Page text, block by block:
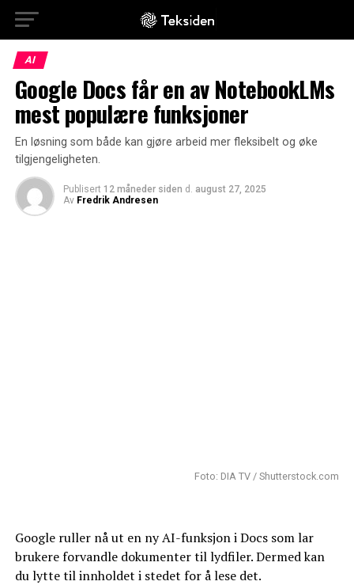
AI
Google Docs får en av NotebookLMs
mest populære funksjoner
En løsning som både kan gjøre arbeid mer fleksibelt og øke
tilgjengeligheten.
Publisert 12 måneder siden d. august 27, 2025
Av Fredrik Andresen
Foto: DIA TV / Shutterstock.com
Google ruller nå ut en ny AI-funksjon i Docs som lar
brukere forvandle dokumenter til lydfiler. Dermed kan
du lytte til innholdet i stedet for å lese det.